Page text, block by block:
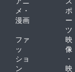
メ・
漫画
ポ
ー
ツ
ファ
ッ
ショ
ン
映
像
・
映